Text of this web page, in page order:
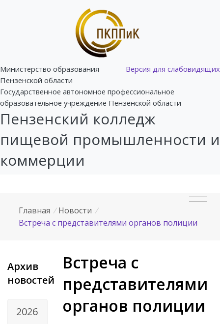
Версия для слабовидящих
Министерство образования
Пензенской области
Государственное автономное профессиональное
образовательное учреждение Пензенской области
Пензенский колледж
пищевой промышленности и
коммерции
Главная / Новости /
Встреча с представителями органов полиции
Архив
новостей
2026
Встреча с
представителями
органов полиции